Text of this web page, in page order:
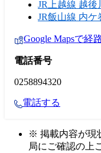
JR上越線 越後
JR飯山線 内ケ
Google Mapsで経
電話番号
0258894320
電話する
※ 掲載内容が現
局にご確認の上